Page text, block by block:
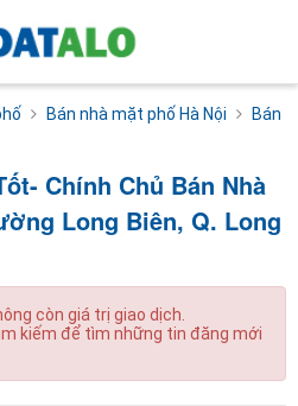
Bán nhà mặt phố Hà Nội
Bán
Chính Chủ Bán Nhà
Long Biên, Q. Long
còn giá trị giao dịch.
kiếm để tìm những tin đăng mới